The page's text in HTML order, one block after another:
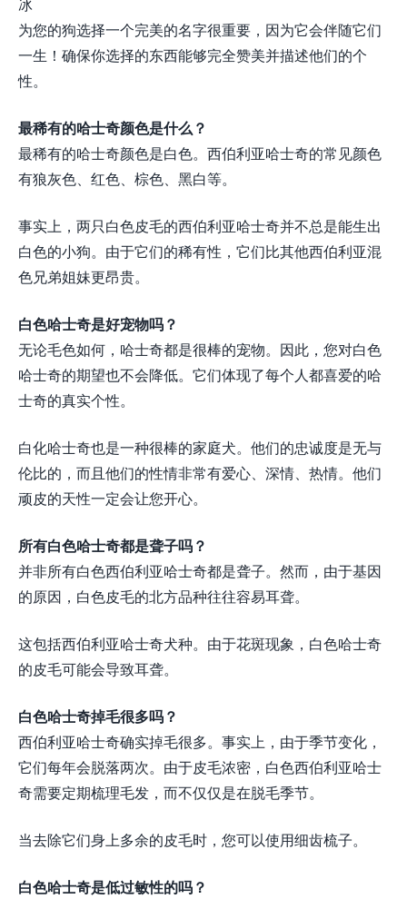
冰
为您的狗选择一个完美的名字很重要，因为它会伴随它们
一生！确保你选择的东西能够完全赞美并描述他们的个
性。
最稀有的哈士奇颜色是什么？
最稀有的哈士奇颜色是白色。西伯利亚哈士奇的常见颜色
有狼灰色、红色、棕色、黑白等。
事实上，两只白色皮毛的西伯利亚哈士奇并不总是能生出
白色的小狗。由于它们的稀有性，它们比其他西伯利亚混
色兄弟姐妹更昂贵。
白色哈士奇是好宠物吗？
无论毛色如何，哈士奇都是很棒的宠物。因此，您对白色
哈士奇的期望也不会降低。它们体现了每个人都喜爱的哈
士奇的真实个性。
白化哈士奇也是一种很棒的家庭犬。他们的忠诚度是无与
伦比的，而且他们的性情非常有爱心、深情、热情。他们
顽皮的天性一定会让您开心。
所有白色哈士奇都是聋子吗？
并非所有白色西伯利亚哈士奇都是聋子。然而，由于基因
的原因，白色皮毛的北方品种往往容易耳聋。
这包括西伯利亚哈士奇犬种。由于花斑现象，白色哈士奇
的皮毛可能会导致耳聋。
白色哈士奇掉毛很多吗？
西伯利亚哈士奇确实掉毛很多。事实上，由于季节变化，
它们每年会脱落两次。由于皮毛浓密，白色西伯利亚哈士
奇需要定期梳理毛发，而不仅仅是在脱毛季节。
当去除它们身上多余的皮毛时，您可以使用细齿梳子。
白色哈士奇是低过敏性的吗？